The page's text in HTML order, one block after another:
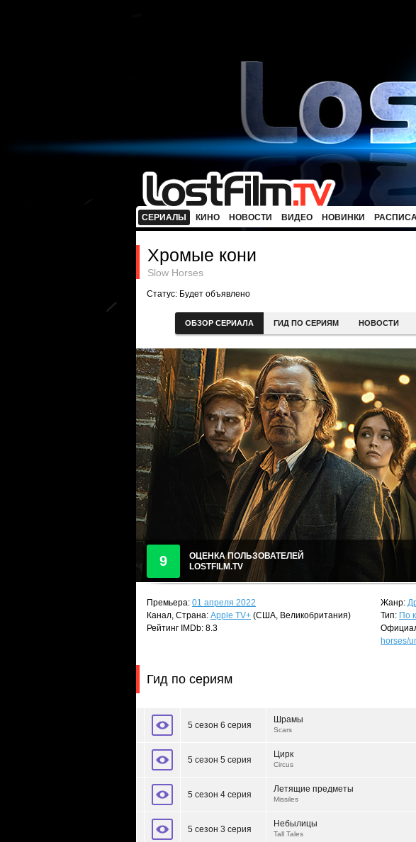
СЕРИАЛЫ КИНО НОВОСТИ ВИДЕО НОВИНКИ
Хромые кони
Slow Horses
Статус: Будет объявлено
ОБЗОР СЕРИАЛА ГИД ПО СЕРИЯМ НОВОСТИ
9
ОЦЕНКА ПОЛЬЗОВАТЕЛЕЙ
LOSTFILM.TV
Премьера: 01 апреля 2022
Канал, Страна: Apple TV+ (США, Великобритания)
Рейтинг IMDb: 8.3
Жанр:
Тип: По
horses/
Гид по сериям
5 сезон 6 серия
Шрамы
Scars
5 сезон 5 серия
Цирк
Circus
5 сезон 4 серия
Летящие предметы
Missiles
5 сезон 3 серия
Небылицы
Tall Tales